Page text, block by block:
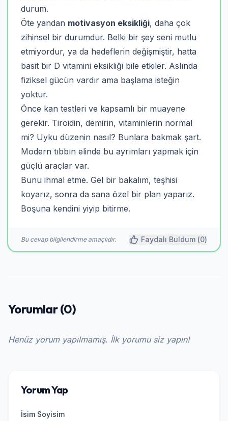
durum.
Öte yandan motivasyon eksikliği, daha çok
zihinsel bir durumdur. Belki bir şey seni mutlu
etmiyordur, ya da hedeflerin değişmiştir, hatta
basit bir D vitamini eksikliği bile etkiler. Aslında
fiziksel gücün vardır ama başlama isteğin
yoktur.
Önce kan testleri ve kapsamlı bir muayene
gerekir. Tiroidin, demirin, vitaminlerin normal
mi? Uyku düzenin nasıl? Bunlara bakmak şart.
Modern tıbbın elinde bu ayrımları yapmak için
güçlü araçlar var.
Bunu ihmal etme. Gel bir bakalım, teşhisi
koyarız, sonra da sana özel bir plan yaparız.
Boşuna kendini yiyip bitirme.
Bu cevap bilgilendirme amaçlıdır. Faydalı Buldum (0)
Yorumlar (0)
Henüz yorum yapılmamış. İlk yorumu siz yapın!
Yorum Yap
İsim Soyisim